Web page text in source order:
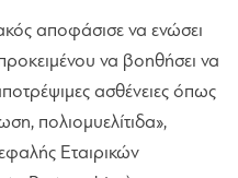
αποφάσισε να ενώσει
να βοηθήσει να
ασθένειες όπως
πολιομυελίτιδα»,
Εταιρικών